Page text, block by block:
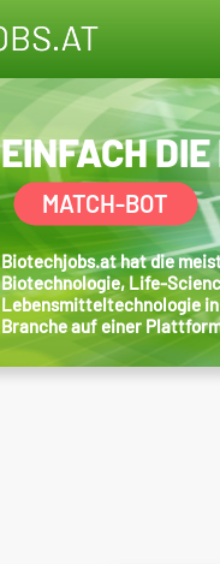
EINFACH
MATCH-BOT
Biotechjobs.at hat die
Biotechnologie, Life-
Lebensmitteltechnologie
Branche auf einer